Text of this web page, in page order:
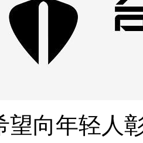
望向年轻人